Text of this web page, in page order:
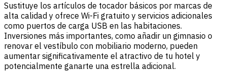
Sustituye los artículos de tocador básicos por marcas de
alta calidad y ofrece Wi-Fi gratuito y servicios adicionales
como puertos de carga USB en las habitaciones.
Inversiones más importantes, como añadir un gimnasio o
renovar el vestíbulo con mobiliario moderno, pueden
aumentar significativamente el atractivo de tu hotel y
potencialmente ganarte una estrella adicional.